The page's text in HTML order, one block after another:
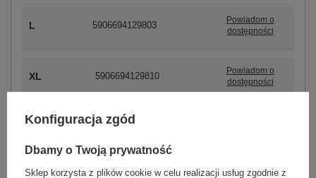
L 5906694129803
Powiadom o
dostępności
XL 5906694129810
Powiadom o
dostępności
ZALOGUJ SIĘ I ZOBACZ CENĘ
Konfiguracja zgód
Dbamy o Twoją prywatność
Sklep korzysta z plików cookie w celu realizacji usług zgodnie z